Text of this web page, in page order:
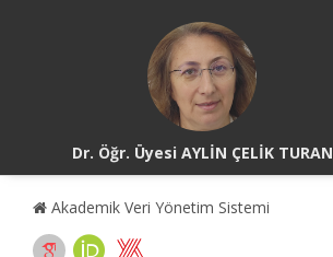
Dr. Öğr. Üyesi AYLİN ÇELİK TURAN
Akademik Veri Yönetim Sistemi